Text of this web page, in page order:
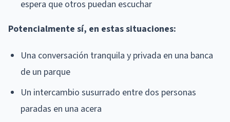
espera que otros puedan escuchar
Potencialmente sí, en estas situaciones:
Una conversación tranquila y privada en una banca
de un parque
Un intercambio susurrado entre dos personas
paradas en una acera